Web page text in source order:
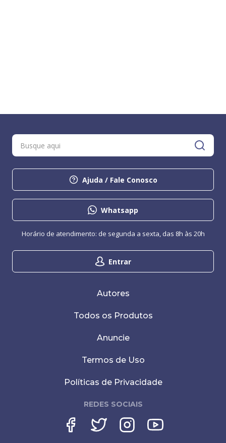
Ajuda / Fale Conosco
Whatsapp
Entrar
Horário de atendimento: de segunda a sexta, das 8h às 20h
Autores
Todos os Produtos
Anuncie
Termos de Uso
Políticas de Privacidade
REDES SOCIAIS